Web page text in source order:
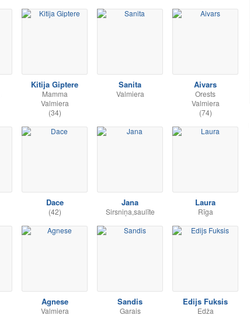
Kitija Giptere
Mamma
Valmiera
(34)
Sanita
Valmiera
Aivars
Orests
Valmiera
(74)
Dace
(42)
Jana
Sirsniņa,saulīte
Laura
Rīga
Agnese
Valmiera
Sandis
Garais
Edijs Fuksis
Edža